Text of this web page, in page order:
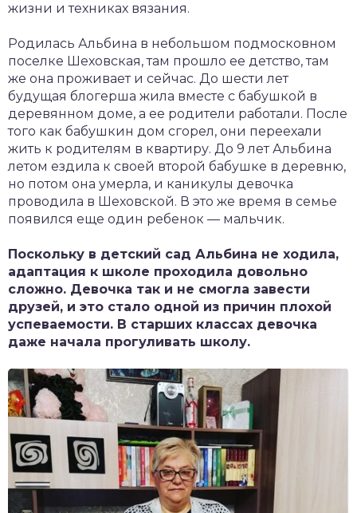
жизни и техниках вязания.
Родилась Альбина в небольшом подмосковном
поселке Шеховская, там прошло ее детство, там
же она проживает и сейчас. До шести лет
будущая блогерша жила вместе с бабушкой в
деревянном доме, а ее родители работали. После
того как бабушкин дом сгорел, они переехали
жить к родителям в квартиру. До 9 лет Альбина
летом ездила к своей второй бабушке в деревню,
но потом она умерла, и каникулы девочка
проводила в Шеховской. В это же время в семье
появился еще один ребенок — мальчик.
Поскольку в детский сад Альбина не ходила,
адаптация к школе проходила довольно
сложно. Девочка так и не смогла завести
друзей, и это стало одной из причин плохой
успеваемости. В старших классах девочка
даже начала прогуливать школу.